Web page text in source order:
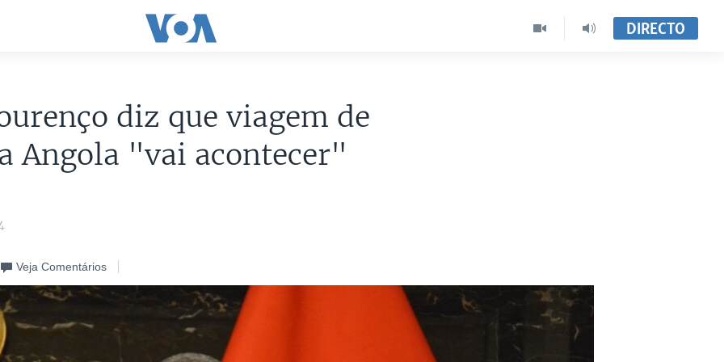
DIRECTO
diz que viagem de
Angola "vai acontecer"
Veja Comentários